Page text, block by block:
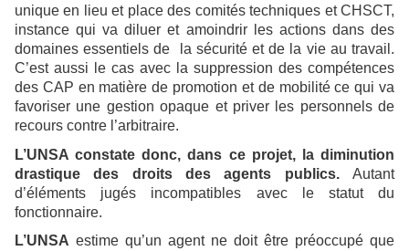
unique en lieu et place des comités techniques et CHSCT,
instance qui va diluer et amoindrir les actions dans des
domaines essentiels de la sécurité et de la vie au travail.
C’est aussi le cas avec la suppression des compétences
des CAP en matière de promotion et de mobilité ce qui va
favoriser une gestion opaque et priver les personnels de
recours contre l’arbitraire.
L’UNSA constate donc, dans ce projet, la diminution
drastique des droits des agents publics. Autant
d’éléments jugés incompatibles avec le statut du
fonctionnaire.
L’UNSA estime qu’un agent ne doit être préoccupé que